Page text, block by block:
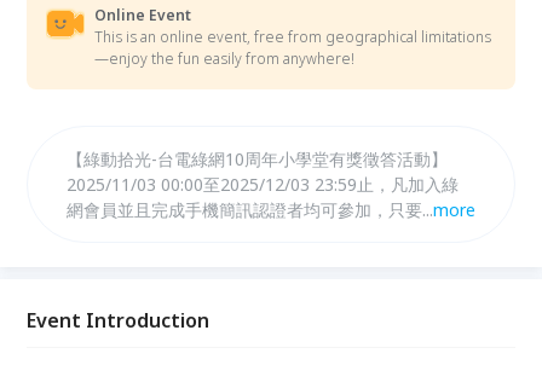
Online Event
This is an online event, free from geographical limitations
—enjoy the fun easily from anywhere!
【綠動拾光-台電綠網10周年小學堂有獎徵答活動】
2025/11/03 00:00至2025/12/03 23:59止，凡加入綠
網會員並且完成手機簡訊認證者均可參加，只要閱讀精
...more
Event Introduction